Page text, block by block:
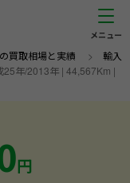
買取相場と実績 > 輸入
25年/2013年 | 44,567Km |
円